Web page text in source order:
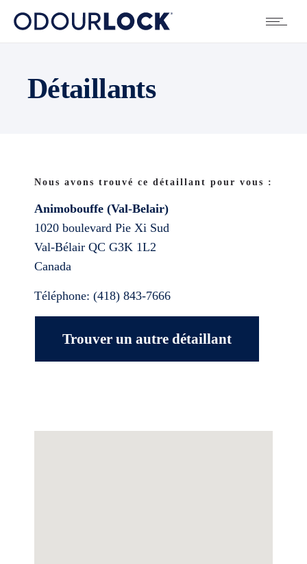
Détaillants
Nous avons trouvé ce détaillant pour vous :
Animobouffe (Val-Belair)
1020 boulevard Pie Xi Sud
Val-Bélair QC G3K 1L2
Canada
Téléphone: (418) 843-7666
Trouver un autre détaillant